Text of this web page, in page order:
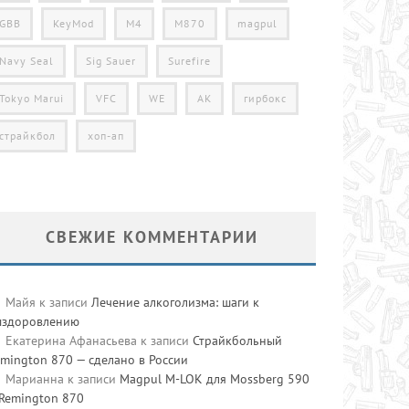
GBB KeyMod M4 M870 magpul
Navy Seal Sig Sauer Surefire
Tokyo Marui VFC WE АК гирбокс
страйкбол хоп-ап
СВЕЖИЕ КОММЕНТАРИИ
Майя к записи Лечение алкоголизма: шаги к
Екатерина Афанасьева к записи Страйкбольный
870 — сделано в России
Марианна к записи Magpul M-LOK для Mossberg 590
870